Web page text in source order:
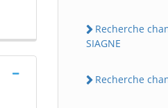
Recherche
SIAGNE
Recherche